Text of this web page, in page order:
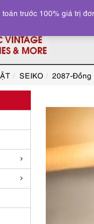
SEIKO 2087-Đồng
trước 100% giá trị